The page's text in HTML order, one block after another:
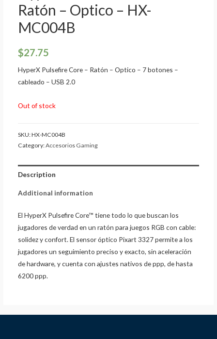
Ratón – Optico – HX-
MC004B
$27.75
HyperX Pulsefire Core – Ratón – Optico – 7 botones –
cableado – USB 2.0
Out of stock
SKU:HX-MC004B
Category:Accesorios Gaming
Description
Additional information
El HyperX Pulsefire Core™ tiene todo lo que buscan los
jugadores de verdad en un ratón para juegos RGB con cable:
solidez y confort. El sensor óptico Pixart 3327 permite a los
jugadores un seguimiento preciso y exacto, sin aceleración
de hardware, y cuenta con ajustes nativos de ppp, de hasta
6200 ppp.